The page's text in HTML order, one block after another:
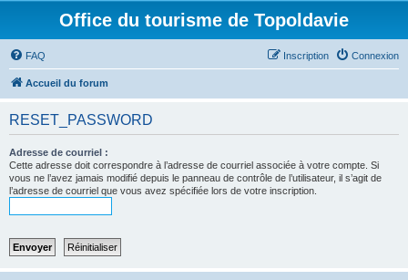
Office du tourisme de Topoldavie
FAQ Connexion
Inscription
Accueil du forum
RESET_PASSWORD
Adresse de courriel :
Cette adresse doit correspondre à l’adresse de courriel associée à votre compte. Si
vous ne l’avez jamais modifié depuis le panneau de contrôle de l’utilisateur, il s’agit de
l’adresse de courriel que vous avez spécifiée lors de votre inscription.